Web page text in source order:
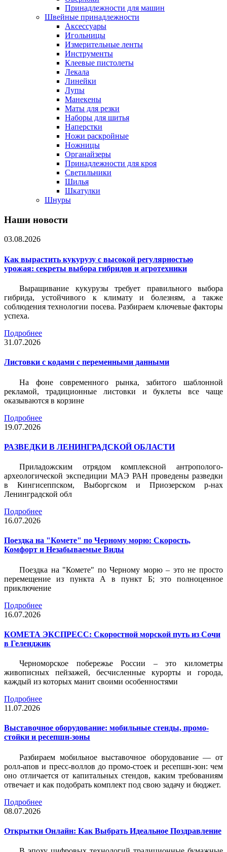
Принадлежности для машин
Швейные принадлежности
Аксессуары
Игольницы
Измерительные ленты
Инструменты
Клеевые пистолеты
Лекала
Линейки
Лупы
Манекены
Маты для резки
Наборы для шитья
Наперстки
Ножи раскройные
Ножницы
Органайзеры
Принадлежности для кроя
Светильники
Шилья
Шкатулки
Шнуры
Наши новости
03.08.2026
Как вырастить кукурузу с высокой регулярностью
урожая: секреты выбора гибридов и агротехники
Выращивание кукурузы требует правильного выбора
гибрида, устойчивого к климату и болезням, а также
соблюдения технологии посева. Разбираем ключевые факторы
успеха.
Подробнее
31.07.2026
Листовки c кодами с переменными данными
На фоне современного рынка, забитого шаблонной
рекламой, традиционные листовки и буклеты все чаще
оказываются в корзине
Подробнее
19.07.2026
РАЗВЕДКИ В ЛЕНИНГРАДСКОЙ ОБЛАСТИ
Приладожским отрядом комплексной антрополого-
археологической экспедиции МАЭ РАН проведены разведки
в Кингисеппском, Выборгском и Приозерском р-нах
Ленинградской обл
Подробнее
16.07.2026
Поездка на "Комете" по Черному морю: Скорость,
Комфорт и Незабываемые Виды
Поездка на "Комете" по Черному морю – это не просто
перемещение из пункта А в пункт Б; это полноценное
приключение
Подробнее
16.07.2026
КОМЕТА ЭКСПРЕСС: Скоростной морской путь из Сочи
в Геленджик
Черноморское побережье России – это километры
живописных пейзажей, бесчисленные курорты и города,
каждый из которых манит своими особенностями
Подробнее
11.07.2026
Выставочное оборудование: мобильные стенды, промо-
стойки и ресепшн-зоны
Разбираем мобильное выставочное оборудование — от
ролл-апов и пресс-воллов до промо-стоек и ресепшн-зон: чем
оно отличается от капитальных стендов, каким требованиям
отвечает и как подобрать комплект под свою задачу и бюджет.
Подробнее
08.07.2026
Открытки Онлайн: Как Выбрать Идеальное Поздравление